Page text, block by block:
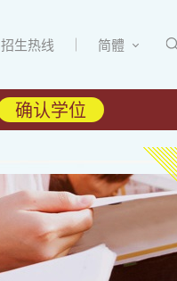
招生热线 简體
确认学位